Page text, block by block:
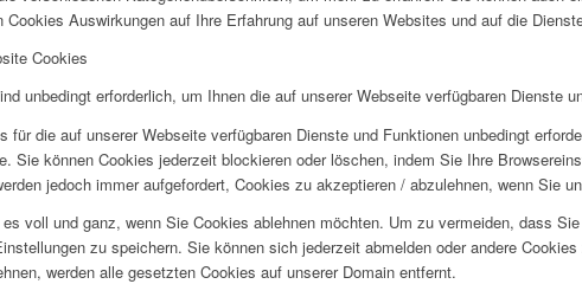
Cookies Auswirkungen auf Ihre Erfahrung auf unseren Websites und auf die
Cookies
unbedingt erforderlich, um Ihnen die auf unserer Webseite verfügbaren Dienste
für die auf unserer Webseite verfügbaren Dienste und Funktionen unbedingt
Sie können Cookies jederzeit blockieren oder löschen, indem Sie Ihre
jedoch immer aufgefordert, Cookies zu akzeptieren / abzulehnen, wenn Sie
voll und ganz, wenn Sie Cookies ablehnen möchten. Um zu vermeiden, dass
zu speichern. Sie können sich jederzeit abmelden oder andere
werden alle gesetzten Cookies auf unserer Domain entfernt.